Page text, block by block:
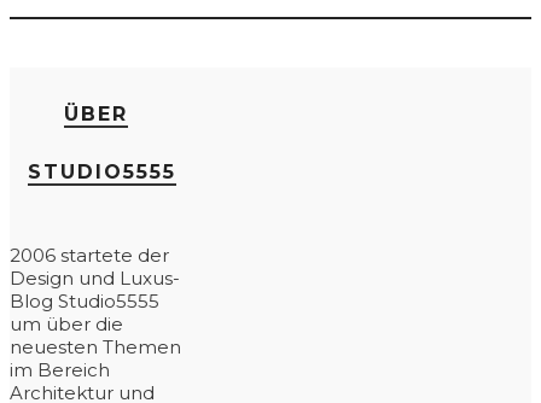
ÜBER
STUDIO5555
2006 startete der
Design und Luxus-
Blog Studio5555
um über die
neuesten Themen
im Bereich
Architektur und